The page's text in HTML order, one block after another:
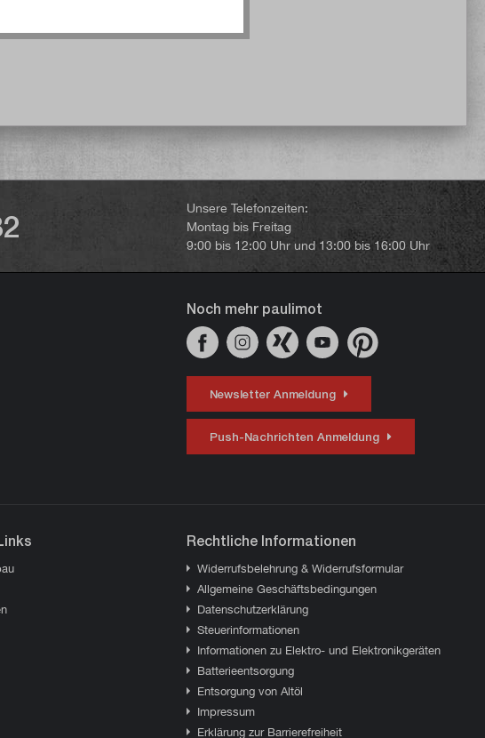
Unsere Telefonzeiten:
Montag bis Freitag
9:00 bis 12:00 Uhr und 13:00 bis 16:00 Uhr
Noch mehr paulimot
Newsletter Anmeldung
Push-Nachrichten Anmeldung
Rechtliche Informationen
Widerrufsbelehrung & Widerrufsformular
Allgemeine Geschäftsbedingungen
Datenschutzerklärung
Steuerinformationen
Informationen zu Elektro- und Elektronikgeräten
Batterieentsorgung
Entsorgung von Altöl
Impressum
Erklärung zur Barrierefreiheit